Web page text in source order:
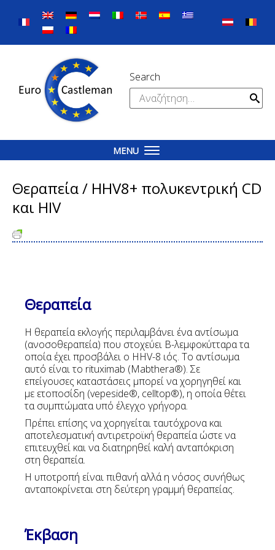
content
Search
Αναζήτηση
για:
MENU
Θεραπεία / HHV8+ πολυκεντρική CD
και HIV
Θεραπεία
Η θεραπεία εκλογής περιλαμβάνει ένα αντίσωμα
(ανοσοθεραπεία) που στοχεύει Β-λεμφοκύτταρα τα
οποία έχει προσβάλει ο HHV-8 ιός. Το αντίσωμα
αυτό είναι το rituximab (Mabthera®). Σε
επείγουσες καταστάσεις μπορεί να χορηγηθεί και
με ετοποσίδη (vepeside®, celltop®), η οποία θέτει
τα συμπτώματα υπό έλεγχο γρήγορα.
Πρέπει επίσης να χορηγείται ταυτόχρονα και
αποτελεσματική αντιρετροϊκή θεραπεία ώστε να
επιτευχθεί και να διατηρηθεί καλή ανταπόκριση
στη θεραπεία.
Η υποτροπή είναι πιθανή αλλά η νόσος συνήθως
ανταποκρίνεται στη δεύτερη γραμμή θεραπείας.
Έκβαση